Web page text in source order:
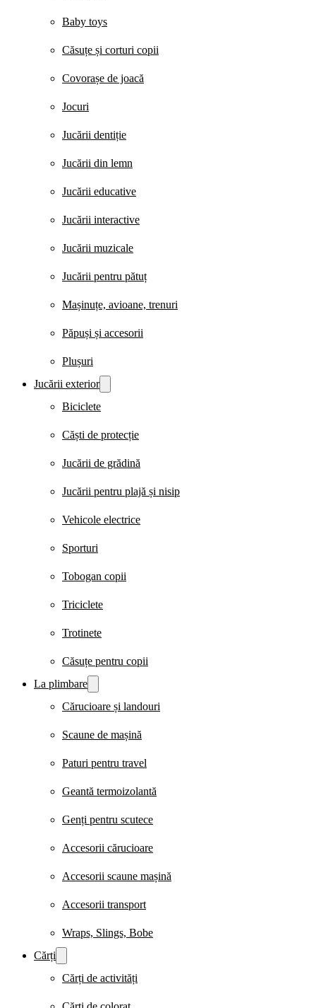
Baby toys
Căsuțe și corturi copii
Covorașe de joacă
Jocuri
Jucării dentiție
Jucării din lemn
Jucării educative
Jucării interactive
Jucării muzicale
Jucării pentru pătuț
Mașinuțe, avioane, trenuri
Păpuși și accesorii
Plușuri
Jucării exterior
Biciclete
Căști de protecție
Jucării de grădină
Jucării pentru plajă și nisip
Vehicole electrice
Sporturi
Tobogan copii
Triciclete
Trotinete
Căsuțe pentru copii
La plimbare
Cărucioare și landouri
Scaune de mașină
Paturi pentru travel
Geantă termoizolantă
Genți pentru scutece
Accesorii cărucioare
Accesorii scaune mașină
Accesorii transport
Wraps, Slings, Bobe
Cărți
Cărți de activități